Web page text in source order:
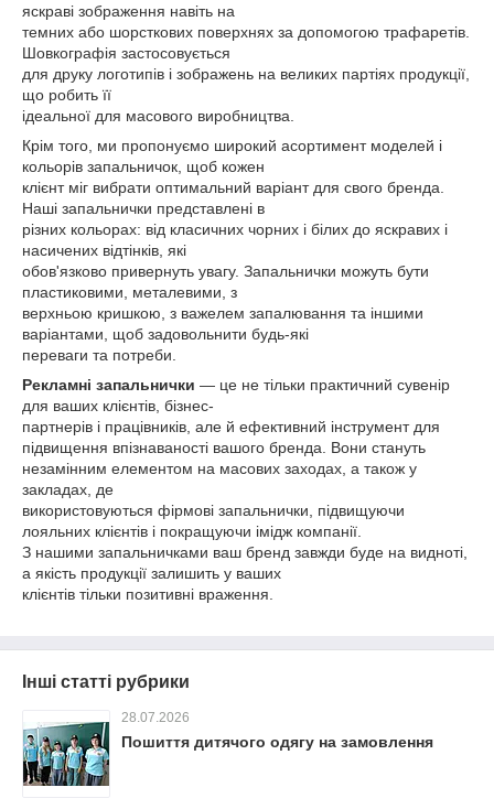
яскраві зображення навіть на
темних або шорсткових поверхнях за допомогою трафаретів.
Шовкографія застосовується
для друку логотипів і зображень на великих партіях продукції,
що робить її
ідеальної для масового виробництва.
Крім того, ми пропонуємо широкий асортимент моделей і
кольорів запальничок, щоб кожен
клієнт міг вибрати оптимальний варіант для свого бренда.
Наші запальнички представлені в
різних кольорах: від класичних чорних і білих до яскравих і
насичених відтінків, які
обов'язково привернуть увагу. Запальнички можуть бути
пластиковими, металевими, з
верхньою кришкою, з важелем запалювання та іншими
варіантами, щоб задовольнити будь-які
переваги та потреби.
Рекламні запальнички — це не тільки практичний сувенір
для ваших клієнтів, бізнес-
партнерів і працівників, але й ефективний інструмент для
підвищення впізнаваності вашого бренда. Вони стануть
незамінним елементом на масових заходах, а також у
закладах, де
використовуються фірмові запальнички, підвищуючи
лояльних клієнтів і покращуючи імідж компанії.
З нашими запальничками ваш бренд завжди буде на видноті,
а якість продукції залишить у ваших
клієнтів тільки позитивні враження.
Інші статті рубрики
28.07.2026
Пошиття дитячого одягу на замовлення